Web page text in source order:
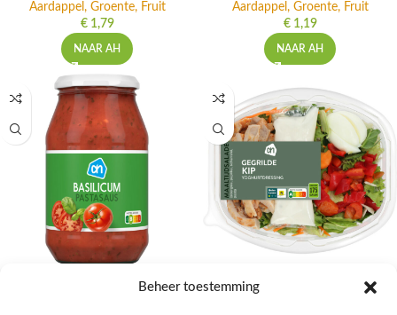
Beheer toestemming
Aardappel, Groente, Fruit
€1,79
NAAR AH
Aardappel, Groente, Fruit
€1,19
NAAR AH